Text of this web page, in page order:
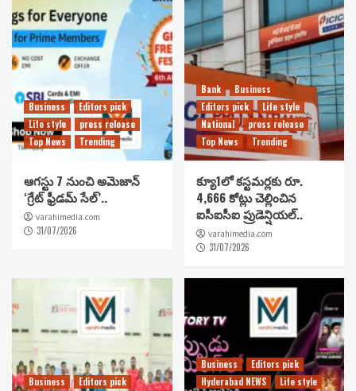
Business
Editors pick
Life style
press release
Top News
Trending
ఆగస్టు 7 నుంచి అమెజాన్
‘గ్రేట్ ఫ్రీడమ్ సేల్’..
varahimedia.com
31/07/2026
Bank
Business
Editors pick
Life style
National
press release
Top News
Trending
క్యూ1లో కస్టమర్లకు రూ.
4,666 కోట్లు చెల్లించిన
ఐసీఐసీఐ ప్రుడెన్షియల్..
varahimedia.com
31/07/2026
Business
Editors pick
Business
Editors pick
Hyderabad NEWS
Life style